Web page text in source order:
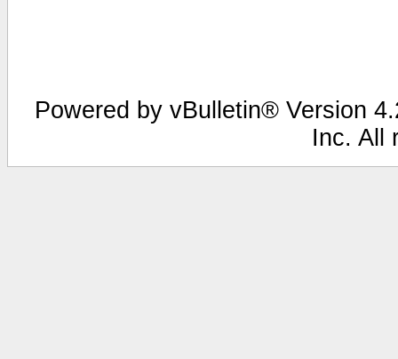
Powered by vBulletin® Version
Inc. All